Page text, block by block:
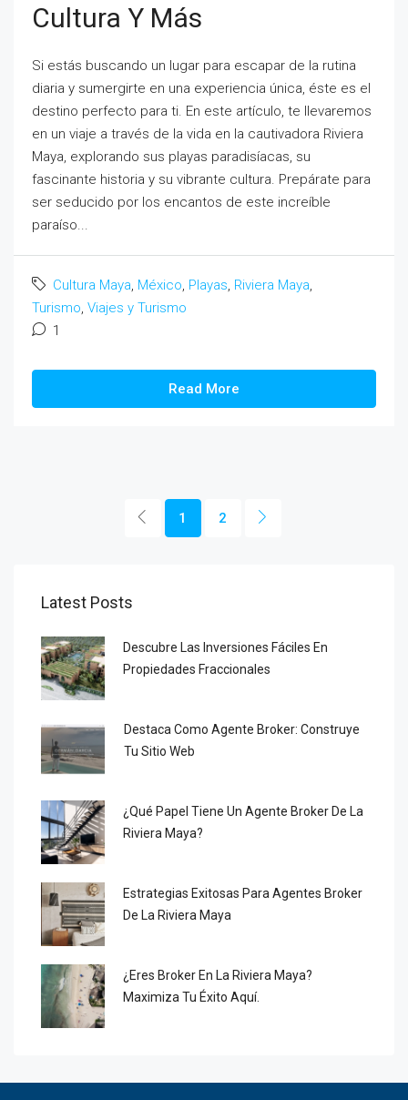
Cultura Y Más
Si estás buscando un lugar para escapar de la rutina
diaria y sumergirte en una experiencia única, éste es el
destino perfecto para ti. En este artículo, te llevaremos
en un viaje a través de la vida en la cautivadora Riviera
Maya, explorando sus playas paradisíacas, su
fascinante historia y su vibrante cultura. Prepárate para
ser seducido por los encantos de este increíble
paraíso...
Cultura Maya, México, Playas, Riviera Maya,
Turismo, Viajes y Turismo
1
Read More
1 2
Latest Posts
Descubre Las Inversiones Fáciles En
Propiedades Fraccionales
Destaca Como Agente Broker: Construye
Tu Sitio Web
¿Qué Papel Tiene Un Agente Broker De La
Riviera Maya?
Estrategias Exitosas Para Agentes Broker
De La Riviera Maya
¿Eres Broker En La Riviera Maya?
Maximiza Tu Éxito Aquí.